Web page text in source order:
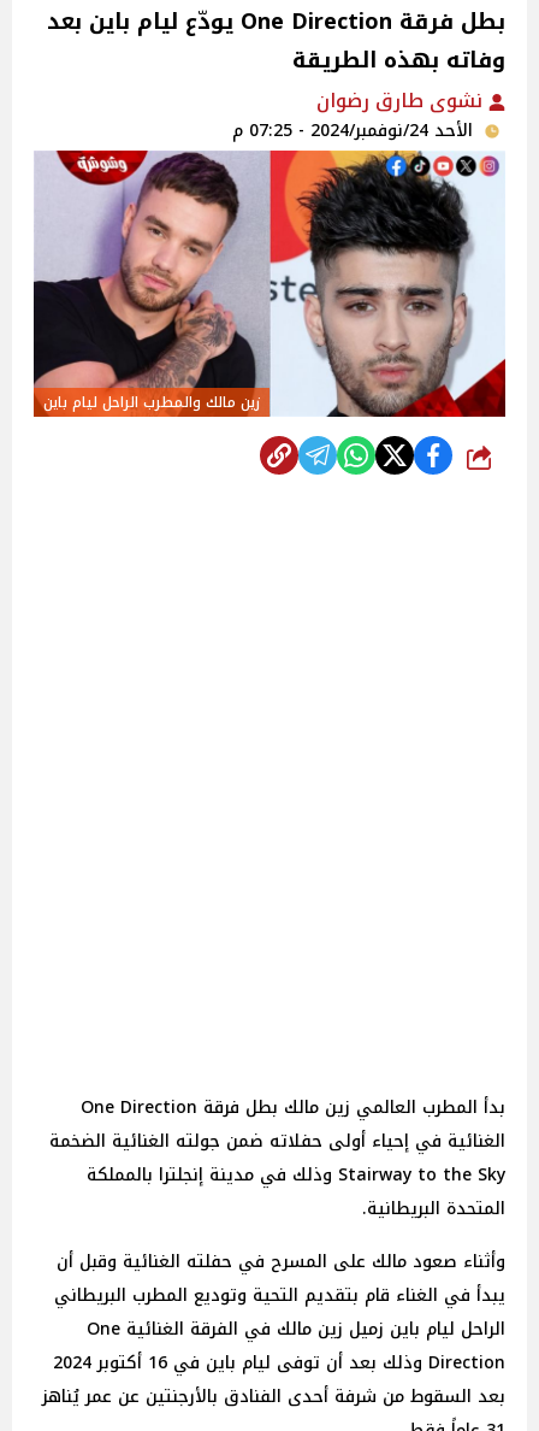
بطل فرقة One Direction يودّع ليام باين بعد
وفاته بهذه الطريقة
نشوى طارق رضوان
الأحد 24/نوفمبر/2024 - 07:25 م
زين مالك والمطرب الراحل ليام باين
شارك
بدأ المطرب العالمي زين مالك بطل فرقة One Direction
الغنائية في إحياء أولى حفلاته ضمن جولته الغنائية الضخمة
Stairway to the Sky وذلك في مدينة إنجلترا بالمملكة
المتحدة البريطانية.
وأثناء صعود مالك على المسرح في حفلته الغنائية وقبل أن
يبدأ في الغناء قام بتقديم التحية وتوديع المطرب البريطاني
الراحل ليام باين زميل زين مالك في الفرقة الغنائية One
Direction وذلك بعد أن توفى ليام باين في 16 أكتوبر 2024
بعد السقوط من شرفة أحدى الفنادق بالأرجنتين عن عمر يُناهز